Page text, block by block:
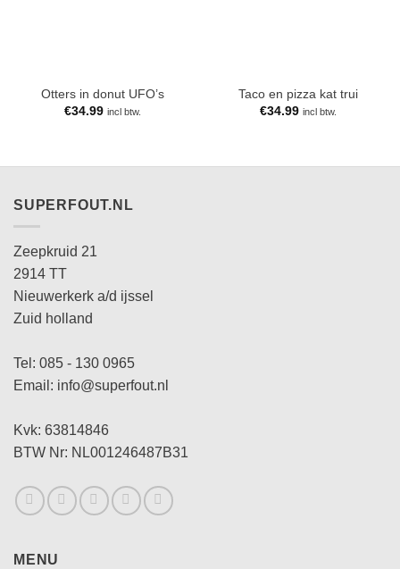
Otters in donut UFO’s
€34.99 incl btw.
Taco en pizza kat trui
€34.99 incl btw.
SUPERFOUT.NL
Zeepkruid 21
2914 TT
Nieuwerkerk a/d ijssel
Zuid holland
Tel: 085 - 130 0965
Email: info@superfout.nl
Kvk: 63814846
BTW Nr: NL001246487B31
MENU